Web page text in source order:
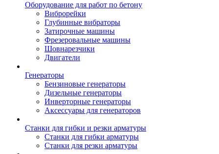
Оборудование для работ по бетону
Виброрейки
Глубинные вибраторы
Затирочные машины
Фрезеровальные машины
Шовнарезчики
Двигатели
Генераторы
Бензиновые генераторы
Дизельные генераторы
Инверторные генераторы
Аксессуары для генераторов
Станки для гибки и резки арматуры
Станки для гибки арматуры
Станки для резки арматуры